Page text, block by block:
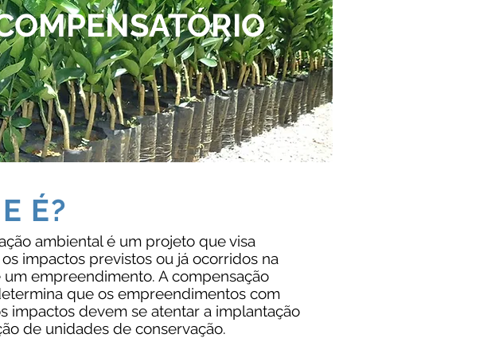
É?
ambiental é um projeto que visa
impactos previstos ou já ocorridos na
um empreendimento. A compensação
que os empreendimentos com
impactos devem se atentar a implantação
de unidades de conservação.